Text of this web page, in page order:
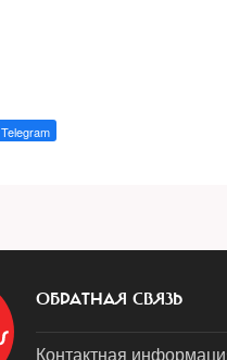
Telegram
ОБРАТНАЯ СВЯЗЬ
Контактная